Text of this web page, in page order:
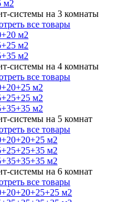
м2
системы на 3 комнаты
все товары
м2
м2
м2
системы на 4 комнаты
все товары
м2
м2
м2
системы на 5 комнат
все товары
м2
м2
м2
системы на 6 комнат
все товары
м2